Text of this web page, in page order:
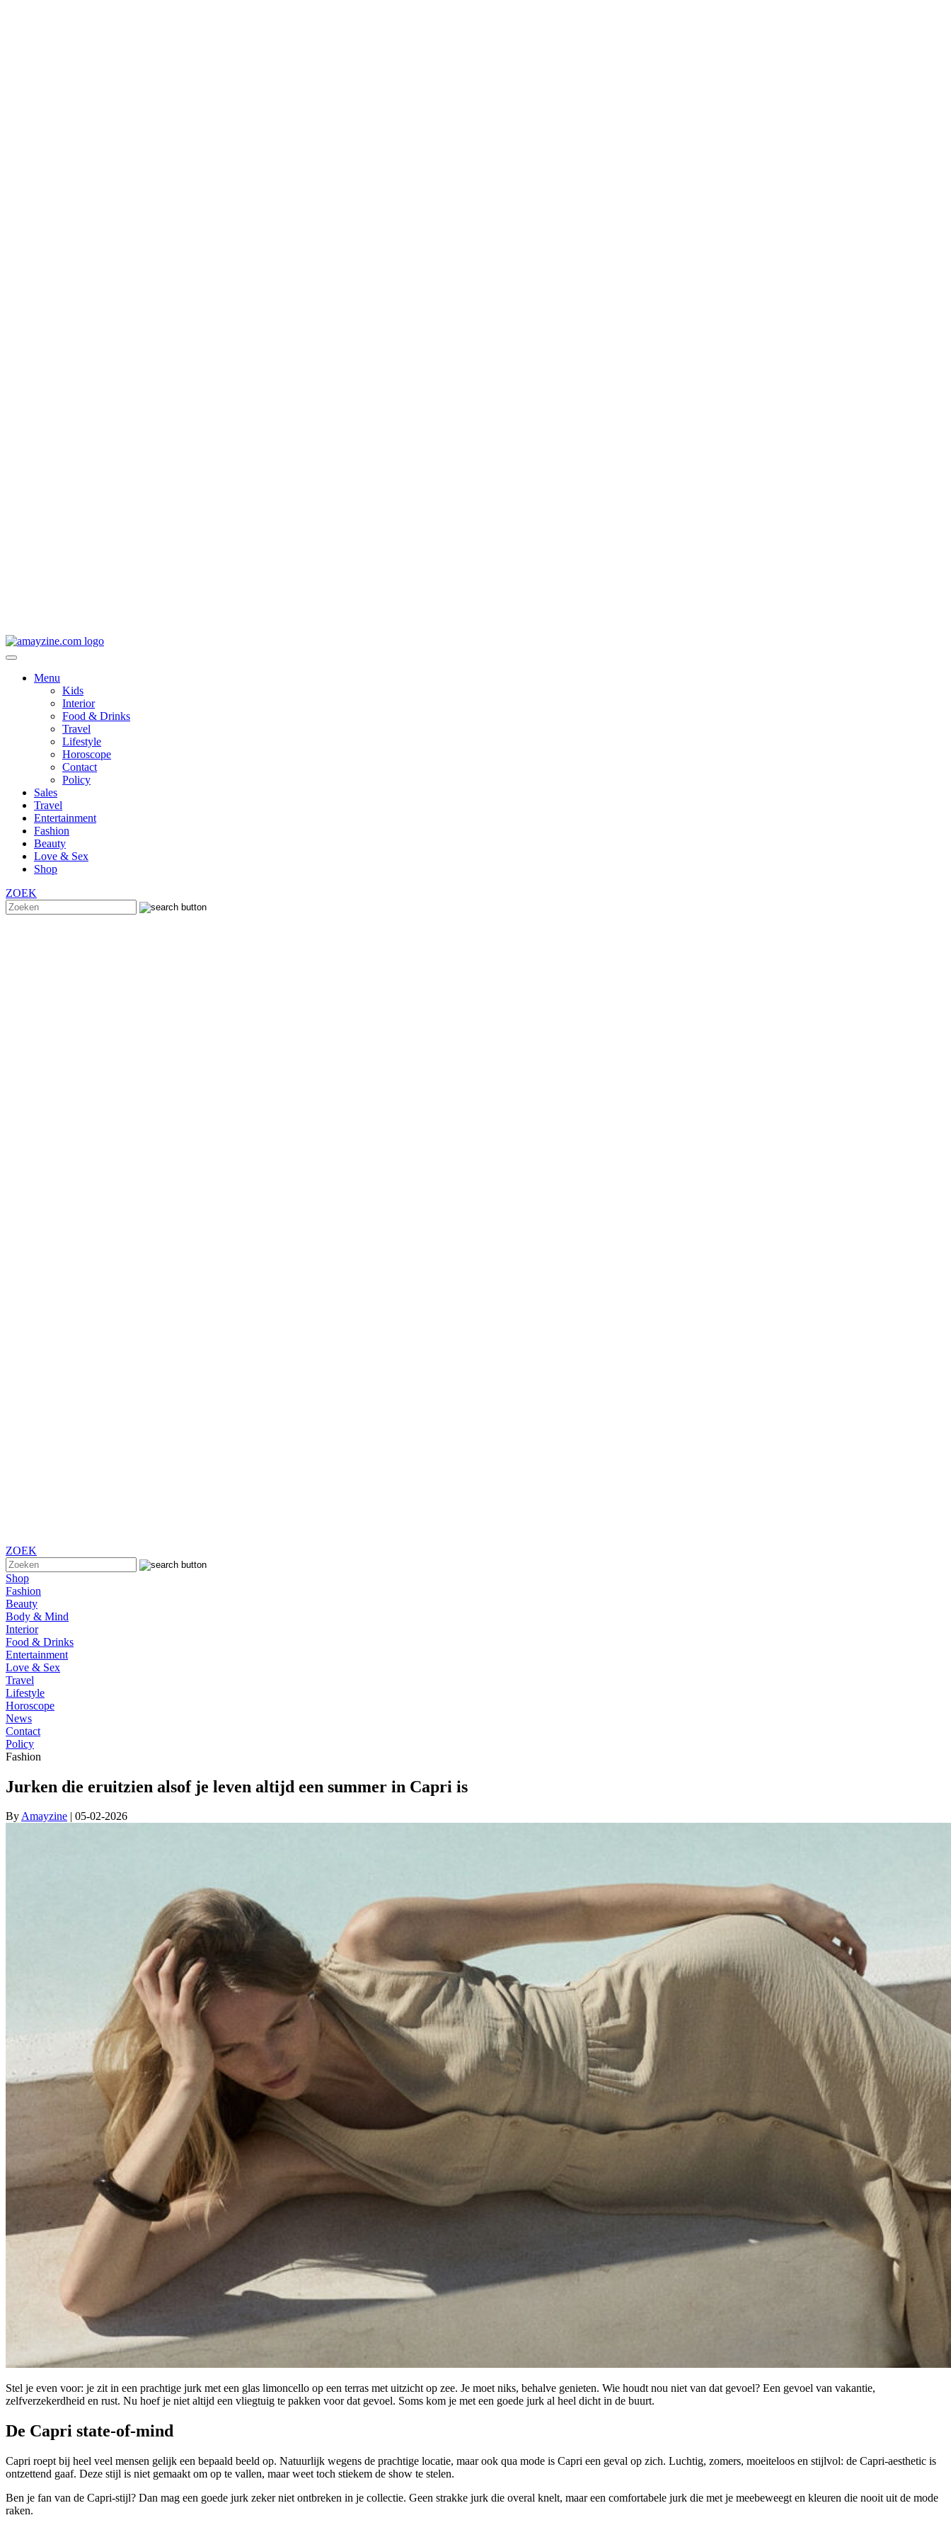
Menu
Kids
Interior
Food & Drinks
Travel
Lifestyle
Horoscope
Contact
Policy
Sales
Travel
Entertainment
Fashion
Beauty
Love & Sex
Shop
ZOEK
ZOEK
Shop
Fashion
Beauty
Body & Mind
Interior
Food & Drinks
Entertainment
Love & Sex
Travel
Lifestyle
Horoscope
News
Contact
Policy
Fashion
Jurken die eruitzien alsof je leven altijd een summer in Capri is
ByAmayzine | 05-02-2026
Stel je even voor: je zit in een prachtige jurk met een glas limoncello op een terras met uitzicht op zee. Je moet niks, behalve genieten. Wie houdt nou niet van dat gevoel? Een gevoel van vakantie,
zelfverzekerdheid en rust. Nu hoef je niet altijd een vliegtuig te pakken voor dat gevoel. Soms kom je met een goede jurk al heel dicht in de buurt.
De Capri state-of-mind
Capri roept bij heel veel mensen gelijk een bepaald beeld op. Natuurlijk wegens de prachtige locatie, maar ook qua mode is Capri een geval op zich. Luchtig, zomers, moeiteloos en stijlvol: de Capri-aesthetic is
ontzettend gaaf. Deze stijl is niet gemaakt om op te vallen, maar weet toch stiekem de show te stelen.
Ben je fan van de Capri-stijl? Dan mag een goede jurk zeker niet ontbreken in je collectie. Geen strakke jurk die overal knelt, maar een comfortabele jurk die met je meebeweegt en kleuren die nooit uit de mode
raken.